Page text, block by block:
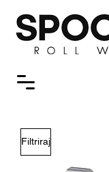
Filtriraj